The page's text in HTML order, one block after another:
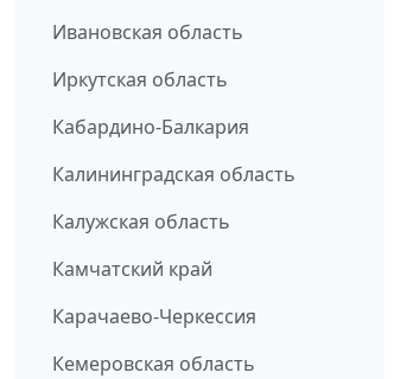
Ивановская область
Иркутская область
Кабардино-Балкария
Калининградская область
Калужская область
Камчатский край
Карачаево-Черкессия
Кемеровская область